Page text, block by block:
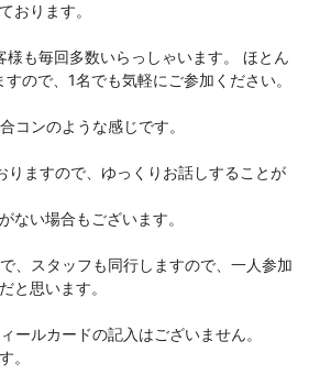
おります。
も毎回多数いらっしゃいます。 ほとん
ので、1名でも気軽にご参加ください。
コンのような感じです。
ますので、ゆっくりお話しすることが
ない場合もございます。
、スタッフも同行しますので、一人参加
と思います。
ールカードの記入はございません。
。